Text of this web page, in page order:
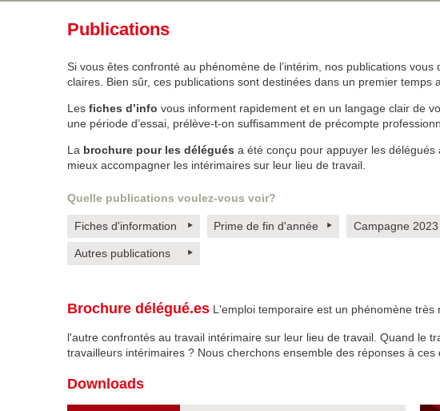
Publications
Si vous êtes confronté au phénomène de l’intérim, nos publications
claires. Bien sûr, ces publications sont destinées dans un premier temps
Les fiches d’info vous informent rapidement et en un langage clair de
une période d’essai, prélève-t-on suffisamment de précompte
La brochure pour les délégués a été conçu pour appuyer les
mieux accompagner les intérimaires sur leur lieu de travail.
Quelle publications voulez-vous voir?
Fiches d'information Prime de fin d'année Campagne 2023
Autres publications
Brochure délégué.es L'emploi temporaire est un phénomène
l'autre confrontés au travail intérimaire sur leur lieu de travail. Quand le
travailleurs intérimaires ? Nous cherchons ensemble des réponses à ces
Downloads